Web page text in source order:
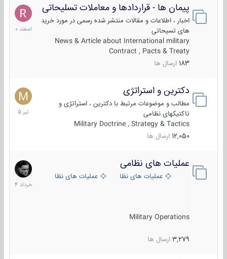
پیمان ها - قراردادها و معاملات تسلیحاتی
اخبار ، اطلاعات و مقالات منتشر شده رسمی در مورد خرید
های تسیحاتی
News & Article about International military
Contract , Pacts & Treaty
183 ارسال ها
7
اسفند
1400
دکترین و استراتژی
مطالب و موضوعات مرتبط با دکترین ، استراتژی و
تاکتیکهای نظامی
Military Doctrine , Strategy & Tactics
12,050 ارسال ها
27
تیر
1405
عملیات های نظامی
عملیات های نظامی ایرانعملیات های نظامی خارجی
Military Operations
3,279 ارسال ها
5
خرداد
1404